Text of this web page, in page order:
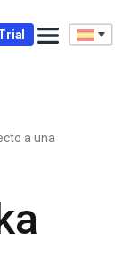
a una